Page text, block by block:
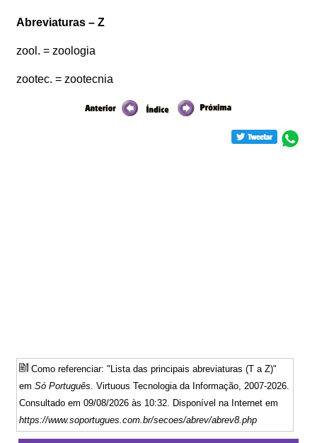
Abreviaturas – Z
zool. = zoologia
zootec. = zootecnia
Como referenciar: "Lista das principais abreviaturas (T a Z)"
emSó Português. Virtuous Tecnologia da Informação, 2007-2026.
Consultado em 09/08/2026 às 10:32. Disponível na Internet em
https://www.soportugues.com.br/secoes/abrev/abrev8.php